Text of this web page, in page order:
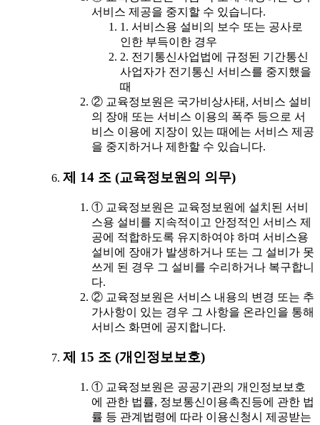
서비스 제공을 중지할 수 있습니다.
1. 서비스용 설비의 보수 또는 공사로
인한 부득이한 경우
2. 전기통신사업법에 규정된 기간통신
사업자가 전기통신 서비스를 중지했을
때
② 교육정보원은 국가비상사태, 서비스 설비
의 장애 또는 서비스 이용의 폭주 등으로 서
비스 이용에 지장이 있는 때에는 서비스 제공
을 중지하거나 제한할 수 있습니다.
제 14 조 (교육정보원의 의무)
① 교육정보원은 교육정보원에 설치된 서비
스용 설비를 지속적이고 안정적인 서비스 제
공에 적합하도록 유지하여야 하며 서비스용
설비에 장애가 발생하거나 또는 그 설비가 못
쓰게 된 경우 그 설비를 수리하거나 복구합니
다.
② 교육정보원은 서비스 내용의 변경 또는 추
가사항이 있는 경우 그 사항을 온라인을 통해
서비스 화면에 공지합니다.
제 15 조 (개인정보보호)
① 교육정보원은 공공기관의 개인정보보호
에 관한 법률, 정보통신이용촉진등에 관한 법
률 등 관계법령에 따라 이용신청시 제공받는